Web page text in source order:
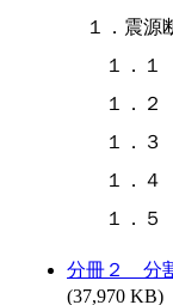
１．震源
１．１
１．２
１．３
１．４
分冊２ 分
(37,970 KB)